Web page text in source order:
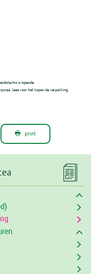
is lopende.
Lees voor het kopen de verpakking.
 print
